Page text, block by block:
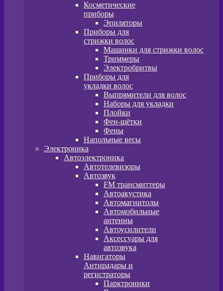
Косметические
приборы
Эпиляторы
Приборы для
стрижки волос
Машинки для стрижки волос
Триммеры
Электробритвы
Приборы для
укладки волос
Выпрямители для волос
Наборы для укладки
Плойки
Фен-щётки
Фены
Напольные весы
Электроника
Автоэлектроника
Автотелевизоры
Автозвук
FM трансмиттеры
Автоакустика
Автомагнитолы
Автомобильные
антенны
Автоусилители
Аксессуары для
автозвука
Навигаторы
Антирадары и
регистраторы
Парктроники